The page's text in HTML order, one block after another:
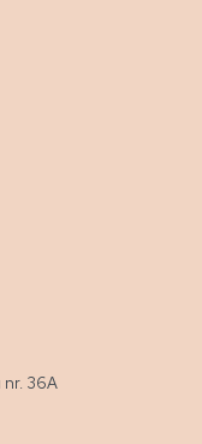
nr. 36A